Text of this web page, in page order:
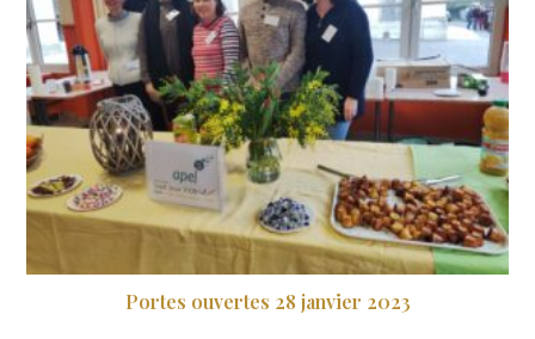
Portes ouvertes 28 janvier 2023